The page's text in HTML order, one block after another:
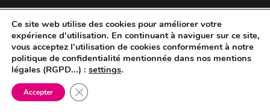
Ce site web utilise des cookies pour améliorer votre
expérience d'utilisation. En continuant à naviguer sur ce site,
vous acceptez l'utilisation de cookies conformément à notre
politique de confidentialité mentionnée dans nos mentions
légales (RGPD...) : settings.
Accepter Fermer la bannière des cookies GDPR